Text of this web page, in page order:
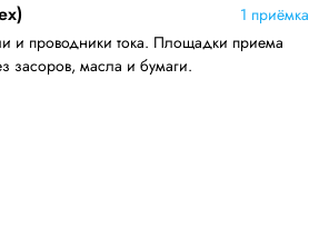
1 приёмка
и проводники тока. Площадки приема
засоров, масла и бумаги.